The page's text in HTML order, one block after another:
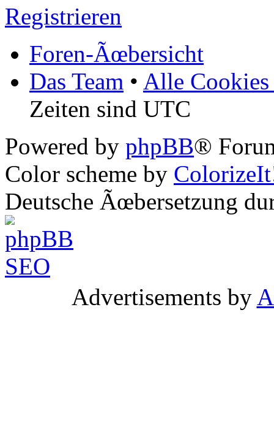
Registrieren
Foren-Ãœbersicht
Das Team • Alle Cookies
Zeiten sind UTC
Powered by phpBB®
Color scheme by
Deutsche Ãœbersetzung
Advertisements by